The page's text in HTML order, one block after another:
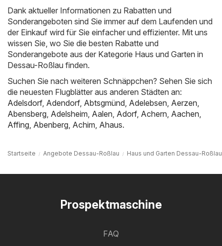
Dank aktueller Informationen zu Rabatten und
Sonderangeboten sind Sie immer auf dem Laufenden und
der Einkauf wird für Sie einfacher und effizienter. Mit uns
wissen Sie, wo Sie die besten Rabatte und
Sonderangebote aus der Kategorie Haus und Garten in
Dessau-Roßlau finden.
Suchen Sie nach weiteren Schnäppchen? Sehen Sie sich
die neuesten Flugblätter aus anderen Städten an:
Adelsdorf, Adendorf, Abtsgmünd Adelebsen Aerzen
Abensberg Adelsheim Aalen Adorf, Achern Aachen
Affing Abenberg Achim Ahaus.
Startseite Angebote Dessau-Roßlau Haus und Garten Dessau-Roßlau
Prospektmaschine
FAQ